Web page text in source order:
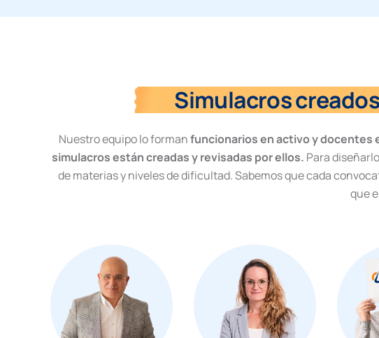
Simulacros
Nuestro equipo lo formanfuncionarios en activo y docentes
simulacros están creadas y revisadas por ellos. Para
de materias y niveles de dificultad. Sabemos que cada
que